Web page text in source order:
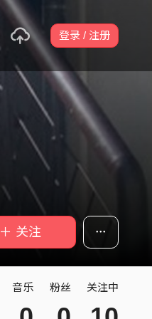
登录 / 注册
＋ 关注
音乐 粉丝 关注中